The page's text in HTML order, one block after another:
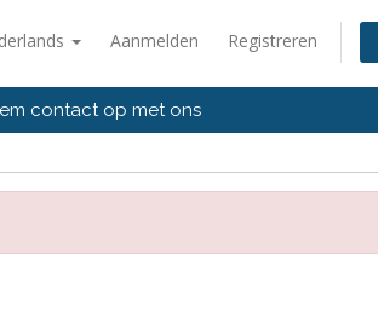
Aanmelden Registreren
contact op met ons